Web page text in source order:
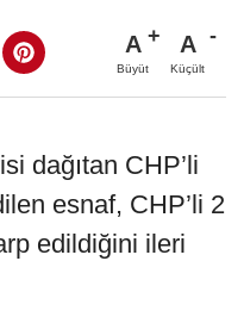
A
Büyüt
A
Küçült
dağıtan CHP’li
esnaf, CHP’li 2
edildiğini ileri